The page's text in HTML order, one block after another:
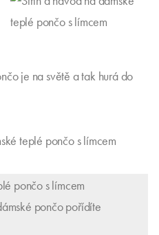
je na světě a tak hurá do
pončo pořídíte